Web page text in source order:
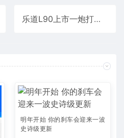
乐道L90上市一炮打响！蔚来股价逆势大涨近8%
明年开始 你的刹车会迎来一波
史诗级更新